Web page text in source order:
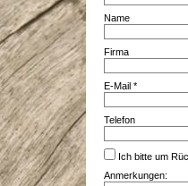
Name
Firma
E-Mail *
Telefon
Ich bitte um
Anmerkungen: